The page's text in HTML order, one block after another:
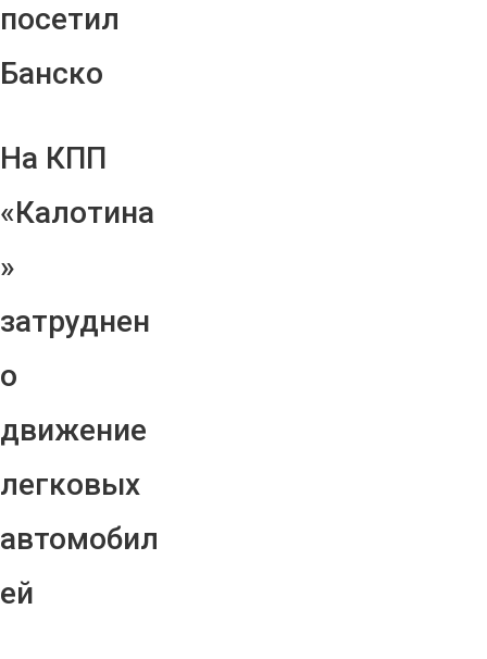
посетил
Банско
На КПП
«Калотина
»
затруднен
о
движение
легковых
автомобил
ей